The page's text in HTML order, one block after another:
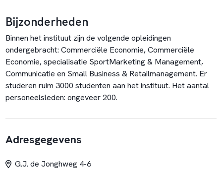
Bijzonderheden
Binnen het instituut zijn de volgende opleidingen
ondergebracht: Commerciële Economie, Commerciële
Economie, specialisatie SportMarketing & Management,
Communicatie en Small Business & Retailmanagement. Er
studeren ruim 3000 studenten aan het instituut. Het aantal
personeelsleden: ongeveer 200.
Adresgegevens
G.J. de Jonghweg 4-6